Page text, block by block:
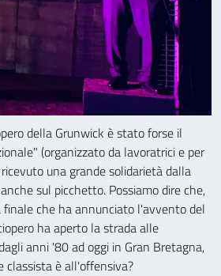
della Grunwick è stato forse il
(organizzato da lavoratrici e per
una grande solidarietà dalla
sul picchetto. Possiamo dire che,
che ha annunciato l'avvento del
ha aperto la strada alle
anni '80 ad oggi in Gran Bretagna,
classista è all'offensiva?